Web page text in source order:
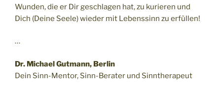
Wunden, die er Dir geschlagen hat, zu kurieren und
Dich (Deine Seele) wieder mit Lebenssinn zu erfüllen!
…
Dr. Michael Gutmann, Berlin
Dein Sinn-Mentor, Sinn-Berater und Sinntherapeut